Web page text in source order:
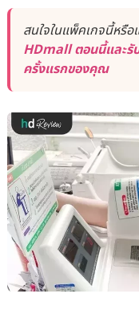
สนใจในแพ็คเกจนี้หรื
HDmall ตอนนี้และรั
ครั้งแรกของคุณ